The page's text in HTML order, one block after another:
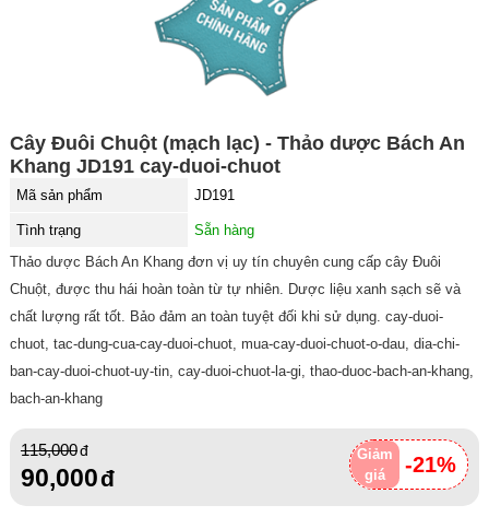
Cây Đuôi Chuột (mạch lạc) - Thảo dược Bách An
Khang JD191 cay-duoi-chuot
Mã sản phẩm JD191
Tình trạng
Sẵn hàng
Thảo dược Bách An Khang đơn vị uy tín chuyên cung cấp cây Đuôi
Chuột, được thu hái hoàn toàn từ tự nhiên. Dược liệu xanh sạch sẽ và
chất lượng rất tốt. Bảo đảm an toàn tuyệt đối khi sử dụng. cay-duoi-
chuot, tac-dung-cua-cay-duoi-chuot, mua-cay-duoi-chuot-o-dau, dia-chi-
ban-cay-duoi-chuot-uy-tin, cay-duoi-chuot-la-gi, thao-duoc-bach-an-khang,
bach-an-khang
Giảm
giá
-21%
115,000
90,000